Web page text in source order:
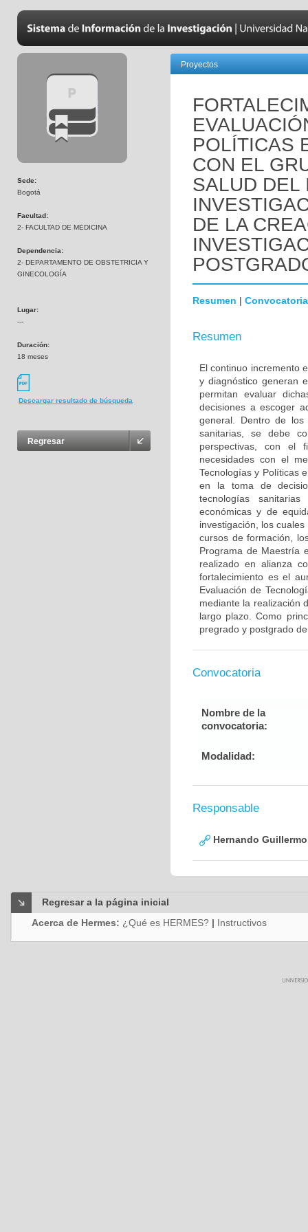
Sede:
Bogotá
Facultad:
2- FACULTAD DE MEDICINA
Dependencia:
2- DEPARTAMENTO DE OBSTETRICIA Y
GINECOLOGÍA
Lugar:
---
Duración:
18 meses
Descargar resultado de búsqueda
Regresar
Proyectos
POLÍTICAS
CON EL
SALUD DEL
DE LA
Resumen | Convocatoria
Resumen
El continuo incremento
y diagnóstico generan
permitan evaluar
decisiones a escoger
general. Dentro de los
sanitarias, se debe
perspectivas, con el
necesidades con el
Tecnologías y Políticas
en la toma de
tecnologías
económicas y de
investigación, los
cursos de formación,
Programa de Maestría
realizado en alianza
fortalecimiento es el
Evaluación de
mediante la realización
largo plazo. Como
pregrado y postgrado
Convocatoria
Nombre de la
convocatoria:
Modalidad:
Responsable
Hernando
Regresar a la página inicial
Acerca de Hermes: ¿Qué es HERMES? | Instructivos